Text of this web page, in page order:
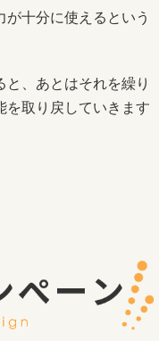
十分に使えるという
、あとはそれを繰り
を取り戻していきます